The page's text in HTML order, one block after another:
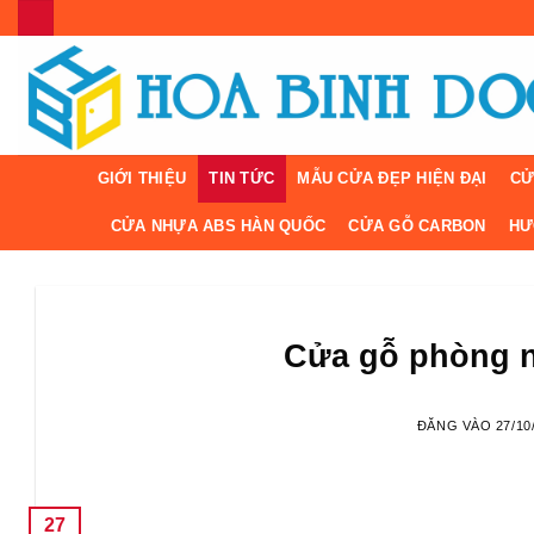
dung
GIỚI THIỆU TIN TỨC MẪU CỬA ĐẸP HIỆN ĐẠI
CỬA NHỰA ABS HÀN QUỐC CỬA GỖ CARBON
Cửa gỗ phòng
ĐĂNG VÀO 27/
27